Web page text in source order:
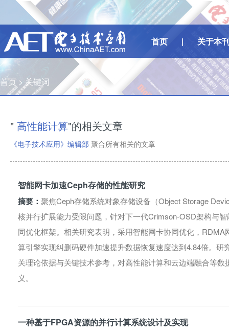
首页 | 关于本
首页 > 关键词
" 高性能计算"的相关文章
《电子技术应用》编辑部 聚合所有相关的文章
智能网卡加速Ceph存储的性能研究
摘要： 聚焦Ceph存储系统对象存储设备（Object Storage
核并行扩展能力受限问题，针对下一代Crimson-OSD架构与
同优化框架。相关研究表明，采用智能网卡协同优化，
算引擎实现纠删码硬件加速提升数据恢复速度达到4.84倍。
关理论依据与关键技术参考，对高性能计算和云边端融合等
义。
一种基于FPGA资源的并行计算系统设计及实现